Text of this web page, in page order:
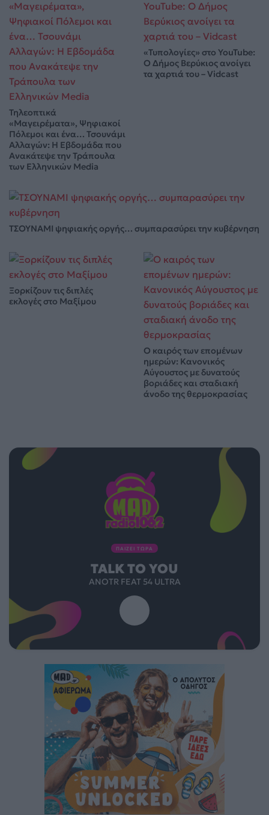
Τηλεοπτικά
«Μαγειρέματα», Ψηφιακοί
Πόλεμοι και ένα… Τσουνάμι
Αλλαγών: Η Εβδομάδα που
Ανακάτεψε την Τράπουλα
των Ελληνικών Media
«Τυπολογίες» στο YouTube:
Ο Δήμος Βερύκιος ανοίγει
τα χαρτιά του – Vidcast
ΤΣΟΥΝΑΜΙ ψηφιακής οργής… συμπαρασύρει την κυβέρνηση
Ξορκίζουν τις διπλές
εκλογές στο Μαξίμου
Ο καιρός των επομένων
ημερών: Κανονικός
Αύγουστος με δυνατούς
βοριάδες και σταδιακή
άνοδο της θερμοκρασίας
ΠΑΙΖΕΙ ΤΩΡΑ
TALK TO YOU
ANOTR FEAT 54 ULTRA